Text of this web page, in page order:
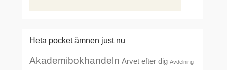
Heta pocket ämnen just nu
Akademibokhandeln Arvet efter dig Avdelning